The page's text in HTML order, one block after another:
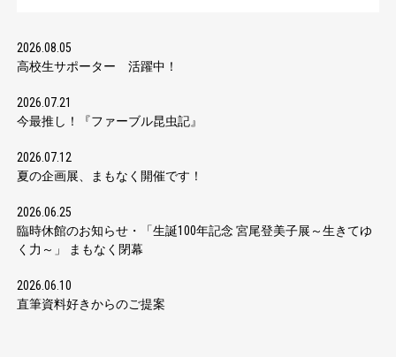
2026.08.05
高校生サポーター 活躍中！
2026.07.21
今最推し！『ファーブル昆虫記』
2026.07.12
夏の企画展、まもなく開催です！
2026.06.25
臨時休館のお知らせ・「生誕100年記念 宮尾登美子展～生きてゆ
く力～」 まもなく閉幕
2026.06.10
直筆資料好きからのご提案